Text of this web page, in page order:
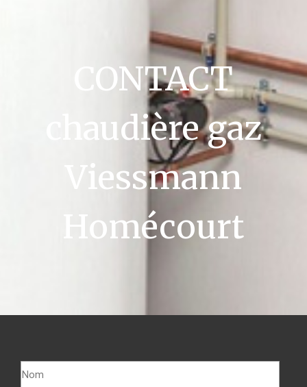
CONTACT
chaudière gaz
Viessmann
Homécourt